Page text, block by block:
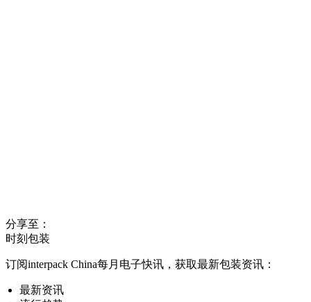
分享至：
时刻包装
订阅interpack China每月电子快讯，获取最新包装资讯：
最新资讯